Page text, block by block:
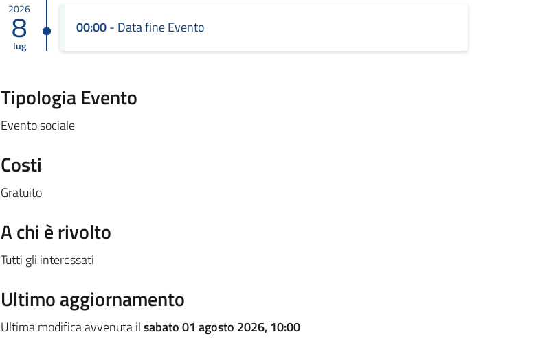
2026
8
lug
00:00- Data fine Evento
Tipologia Evento
Evento sociale
Costi
Gratuito
A chi è rivolto
Tutti gli interessati
Ultimo aggiornamento
Ultima modifica avvenuta ilsabato 01 agosto 2026, 10:00